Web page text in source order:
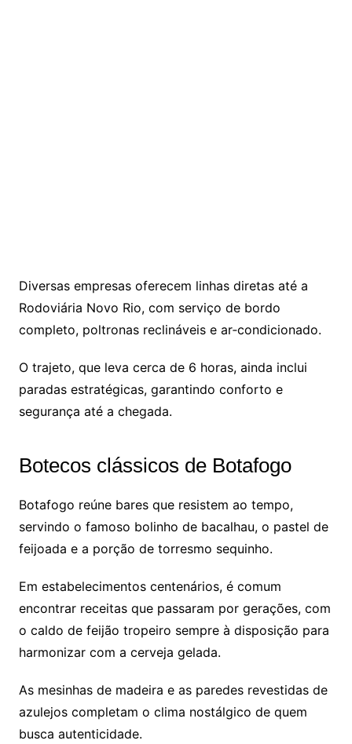
Diversas empresas oferecem linhas diretas até a
Rodoviária Novo Rio, com serviço de bordo
completo, poltronas reclináveis e ar‑condicionado.
O trajeto, que leva cerca de 6 horas, ainda inclui
paradas estratégicas, garantindo conforto e
segurança até a chegada.
Botecos clássicos de Botafogo
Botafogo reúne bares que resistem ao tempo,
servindo o famoso bolinho de bacalhau, o pastel de
feijoada e a porção de torresmo sequinho.
Em estabelecimentos centenários, é comum
encontrar receitas que passaram por gerações, com
o caldo de feijão tropeiro sempre à disposição para
harmonizar com a cerveja gelada.
As mesinhas de madeira e as paredes revestidas de
azulejos completam o clima nostálgico de quem
busca autenticidade.